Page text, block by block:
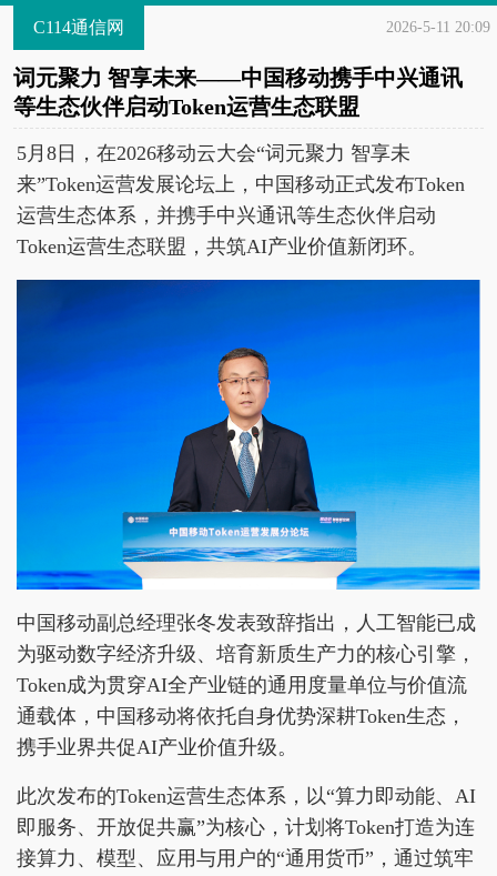
C114通信网 2026-5-11 20:09
词元聚力 智享未来——中国移动携手中兴通讯
等生态伙伴启动Token运营生态联盟
5月8日，在2026移动云大会“词元聚力 智享未
来”Token运营发展论坛上，中国移动正式发布Token
运营生态体系，并携手中兴通讯等生态伙伴启动
Token运营生态联盟，共筑AI产业价值新闭环。
中国移动副总经理张冬发表致辞指出，人工智能已成
为驱动数字经济升级、培育新质生产力的核心引擎，
Token成为贯穿AI全产业链的通用度量单位与价值流
通载体，中国移动将依托自身优势深耕Token生态，
携手业界共促AI产业价值升级。
此次发布的Token运营生态体系，以“算力即动能、AI
即服务、开放促共赢”为核心，计划将Token打造为连
接算力、模型、应用与用户的“通用货币”，通过筑牢